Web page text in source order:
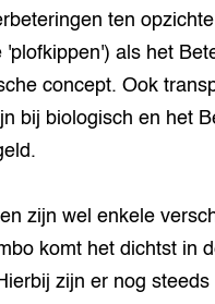
ten
als het
concept. Ook
bij biologisch en het
zijn wel enkele
komt het dichtst in
zijn er nog